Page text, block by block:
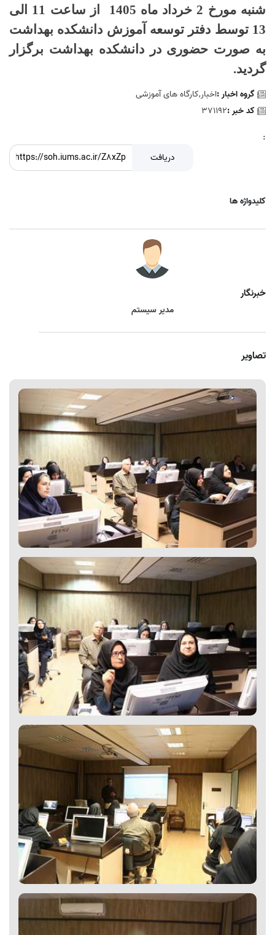
شنبه مورخ 2 خرداد ماه
1405 از ساعت 11 الی
13 توسط دفتر توسعه آموزش دانشکده بهداشت
به صورت حضوری در دانشکده بهداشت برگزار
گردید.
گروه اخبار :اخبار,کارگاه های آموزشی
کد خبر :371192
:
دریافت
کلیدواژه ها
خبرنگار
مدیر سیستم
تصاویر